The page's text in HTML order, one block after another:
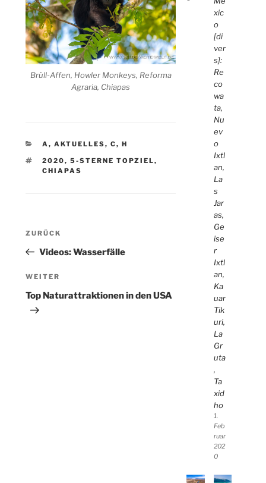
Brüll-Affen, Howler Monkeys, Reforma
Agraria, Chiapas
KATEGORIEN
A, AKTUELLES, C, H
SCHLAGWÖRTER
2020, 5-STERNE TOPZIEL,
CHIAPAS
Beitragsnavigation
Vorheriger
Beitrag
ZURÜCK
Videos: Wasserfälle
Nächster
Beitrag
WEITER
Top Naturattraktionen in den USA
xic
o
[di
ver
s]:
Re
co
wa
ta,
Nu
ev
o
Ixtl
an,
La
s
Jar
as,
Ge
ise
r
Ixtl
an,
Ka
uar
Tik
uri,
La
Gr
uta
,
Ta
xid
ho
1.
Feb
ruar
202
0